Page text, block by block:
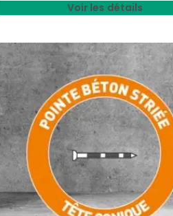
Voir les détails